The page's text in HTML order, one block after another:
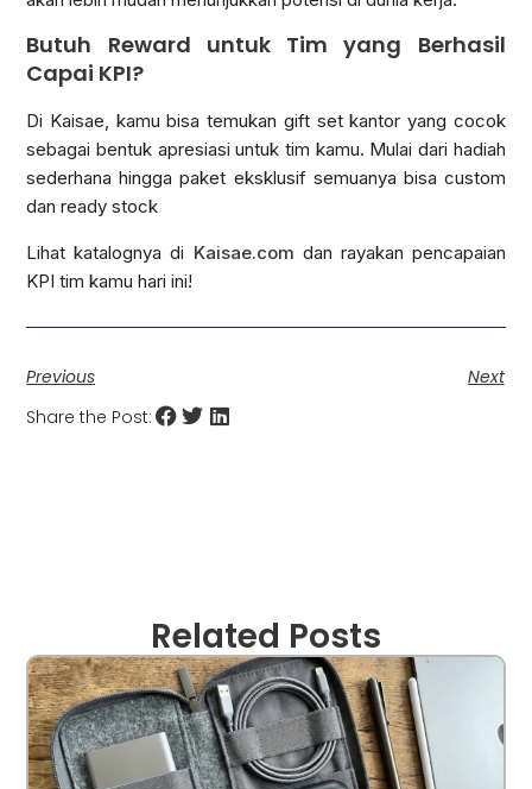
Butuh Reward untuk Tim yang Berhasil
Capai KPI?
Di Kaisae, kamu bisa temukan gift set kantor yang cocok
sebagai bentuk apresiasi untuk tim kamu. Mulai dari hadiah
sederhana hingga paket eksklusif semuanya bisa custom
dan ready stock
Lihat katalognya di Kaisae.com dan rayakan pencapaian
KPI tim kamu hari ini!
Previous
Next
Share the Post:
Related Posts